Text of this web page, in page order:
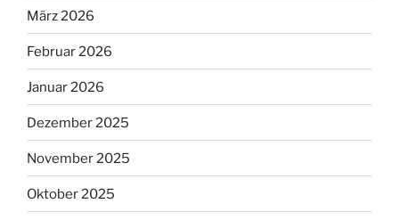
März 2026
Februar 2026
Januar 2026
Dezember 2025
November 2025
Oktober 2025